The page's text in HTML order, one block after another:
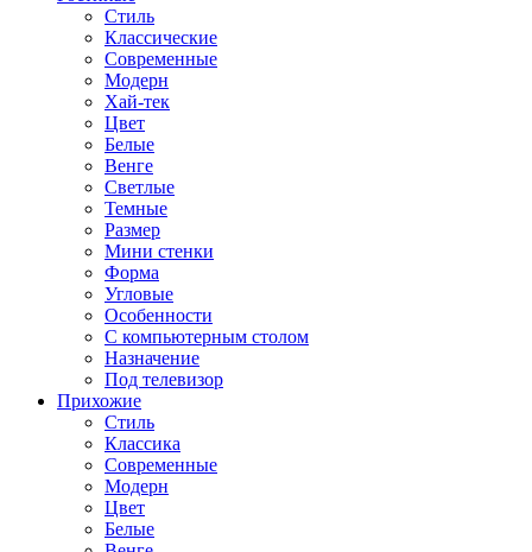
Стиль
Классические
Современные
Модерн
Хай-тек
Цвет
Белые
Венге
Светлые
Темные
Размер
Мини стенки
Форма
Угловые
Особенности
С компьютерным столом
Назначение
Под телевизор
Прихожие
Стиль
Классика
Современные
Модерн
Цвет
Белые